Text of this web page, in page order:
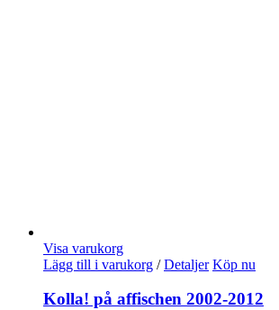
Visa varukorg
Lägg till i varukorg / Detaljer Köp nu
Kolla! på affischen 2002-2012